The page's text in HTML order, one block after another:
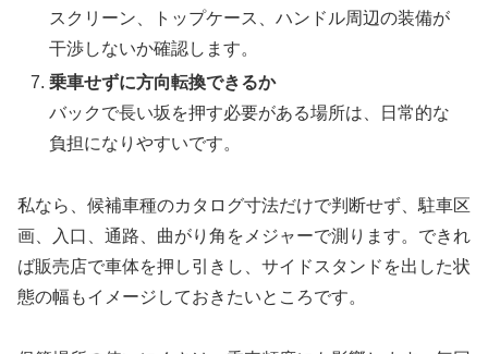
スクリーン、トップケース、ハンドル周辺の装備が
干渉しないか確認します。
乗車せずに方向転換できるか
バックで長い坂を押す必要がある場所は、日常的な
負担になりやすいです。
私なら、候補車種のカタログ寸法だけで判断せず、駐車区
画、入口、通路、曲がり角をメジャーで測ります。できれ
ば販売店で車体を押し引きし、サイドスタンドを出した状
態の幅もイメージしておきたいところです。